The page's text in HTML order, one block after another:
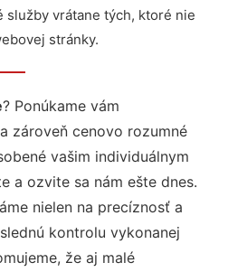
služby vrátane tých, ktoré nie
stránky.
? Ponúkame vám
zároveň cenovo rozumné
vašim individuálnym
a ozvite sa nám ešte dnes.
nielen na precíznosť a
kontrolu vykonanej
že aj malé